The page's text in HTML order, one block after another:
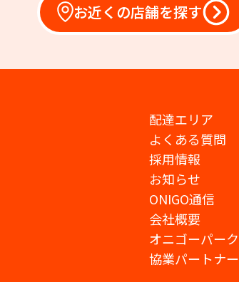
お近くの店舗を探す
配達エリア
よくある質問
採用情報
お知らせ
ONIGO通信
会社概要
オニゴーパーク
協業パートナー